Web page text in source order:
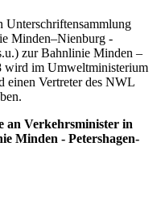
Unterschriftensammlung
Minden–Nienburg -
zur Bahnlinie Minden –
wird im Umweltministerium
einen Vertreter des NWL
an Verkehrsminister in
Minden - Petershagen-